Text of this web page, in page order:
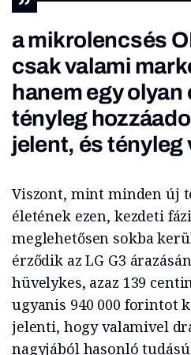
a mikrolencsés
csak valami
hanem egy
tényleg
jelent, és tényleg
Viszont, mint minden új
életének ezen, kezdeti
meglehetősen sokba
érződik az LG G3
hüvelykes, azaz 139
ugyanis 940 000 forintot
jelenti, hogy valamivel
nagyjából hasonló tudású